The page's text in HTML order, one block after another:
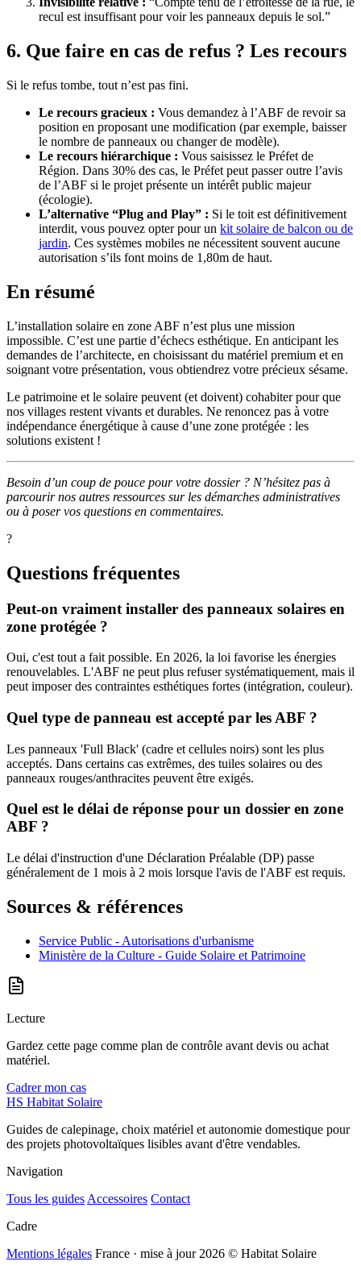
recul est insuffisant pour voir les panneaux depuis le sol.”
6. Que faire en cas de refus ? Les recours
Si le refus tombe, tout n’est pas fini.
Le recours gracieux : Vous demandez à l’ABF de revoir sa
position en proposant une modification (par exemple, baisser
le nombre de panneaux ou changer de modèle).
Le recours hiérarchique : Vous saisissez le Préfet de
Région. Dans 30% des cas, le Préfet peut passer outre l’avis
de l’ABF si le projet présente un intérêt public majeur
(écologie).
L’alternative “Plug and Play” : Si le toit est définitivement
interdit, vous pouvez opter pour un kit solaire de balcon ou de
jardin. Ces systèmes mobiles ne nécessitent souvent aucune
autorisation s’ils font moins de 1,80m de haut.
En résumé
L’installation solaire en zone ABF n’est plus une mission
impossible. C’est une partie d’échecs esthétique. En anticipant les
demandes de l’architecte, en choisissant du matériel premium et en
soignant votre présentation, vous obtiendrez votre précieux sésame.
Le patrimoine et le solaire peuvent (et doivent) cohabiter pour que
nos villages restent vivants et durables. Ne renoncez pas à votre
indépendance énergétique à cause d’une zone protégée : les
solutions existent !
Besoin d’un coup de pouce pour votre dossier ? N’hésitez pas à
parcourir nos autres ressources sur les démarches administratives
ou à poser vos questions en commentaires.
?
Questions fréquentes
Peut-on vraiment installer des panneaux solaires en
zone protégée ?
Oui, c'est tout a fait possible. En 2026, la loi favorise les énergies
renouvelables. L'ABF ne peut plus refuser systématiquement, mais il
peut imposer des contraintes esthétiques fortes (intégration, couleur).
Quel type de panneau est accepté par les ABF ?
Les panneaux 'Full Black' (cadre et cellules noirs) sont les plus
acceptés. Dans certains cas extrêmes, des tuiles solaires ou des
panneaux rouges/anthracites peuvent être exigés.
Quel est le délai de réponse pour un dossier en zone
ABF ?
Le délai d'instruction d'une Déclaration Préalable (DP) passe
généralement de 1 mois à 2 mois lorsque l'avis de l'ABF est requis.
Sources & références
Service Public - Autorisations d'urbanisme
Ministère de la Culture - Guide Solaire et Patrimoine
Lecture
Gardez cette page comme plan de contrôle avant devis ou achat
matériel.
Cadrer mon cas
HS Habitat Solaire
Guides de calepinage, choix matériel et autonomie domestique pour
des projets photovoltaïques lisibles avant d'être vendables.
Navigation
Tous les guides Accessoires Contact
Cadre
Mentions légales France · mise à jour 2026 © Habitat Solaire